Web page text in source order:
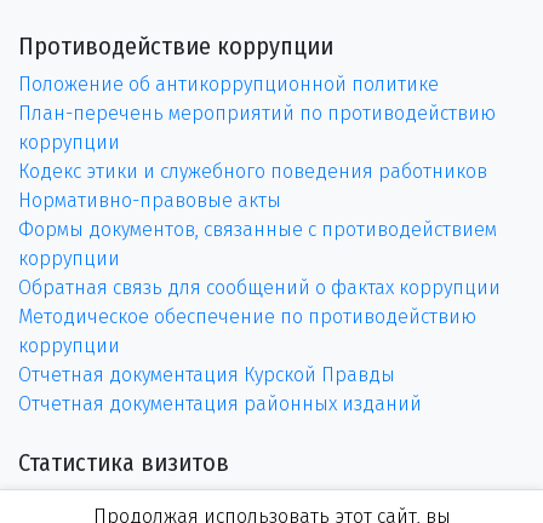
Противодействие коррупции
Положение об антикоррупционной политике
План-перечень мероприятий по противодействию
коррупции
Кодекс этики и служебного поведения работников
Нормативно-правовые акты
Формы документов, связанные с противодействием
коррупции
Обратная связь для сообщений о фактах коррупции
Методическое обеспечение по противодействию
коррупции
Отчетная документация Курской Правды
Отчетная документация районных изданий
Статистика визитов
Продолжая использовать этот сайт, вы